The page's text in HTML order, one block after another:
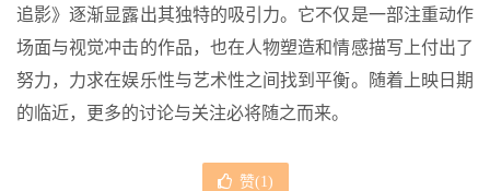
追影》逐渐显露出其独特的吸引力。它不仅是一部注重动作
场面与视觉冲击的作品，也在人物塑造和情感描写上付出了
努力，力求在娱乐性与艺术性之间找到平衡。随着上映日期
的临近，更多的讨论与关注必将随之而来。
赞(1 )